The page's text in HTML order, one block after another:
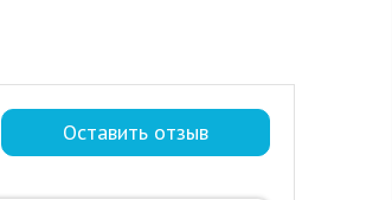
Оставить отзыв